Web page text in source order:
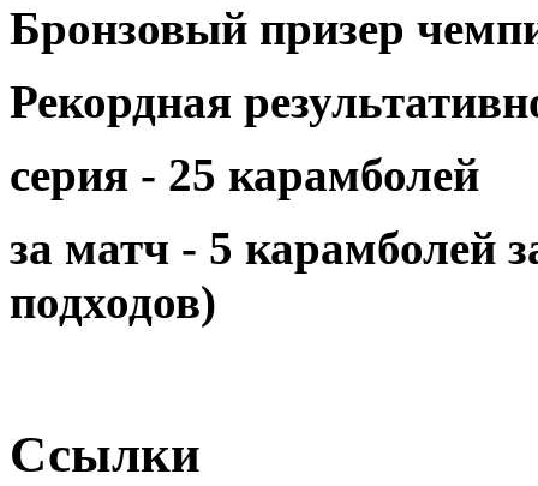
Бронзовый призер
Рекордная
серия - 25 карамболей
за матч - 5 карамболей
подходов)
Ссылки